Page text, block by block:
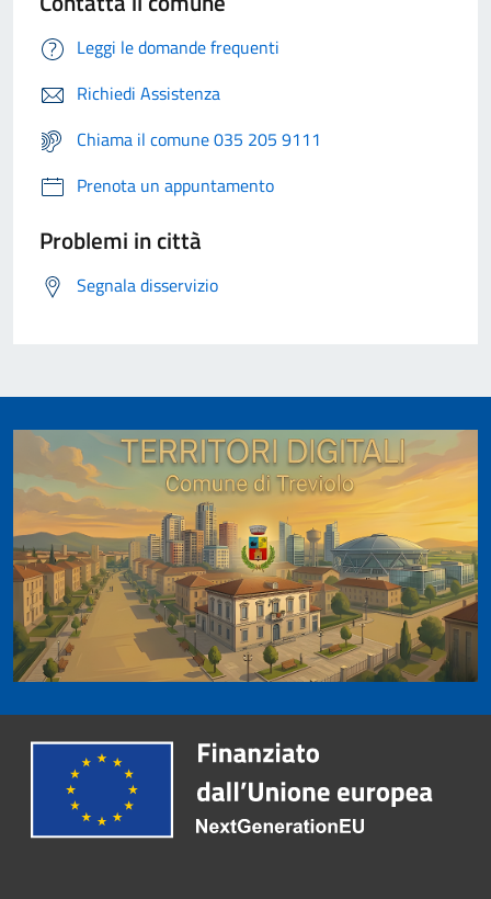
Leggi le domande frequenti
Richiedi Assistenza
Chiama il comune 035 205 9111
Prenota un appuntamento
Problemi in città
Segnala disservizio